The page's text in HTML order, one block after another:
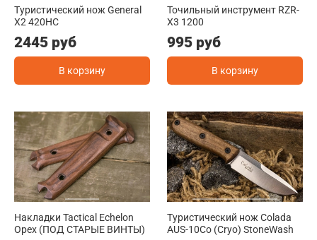
Туристический нож General
X2 420HC
2445 руб
В корзину
Точильный инструмент RZR-
X3 1200
995 руб
В корзину
Накладки Tactical Echelon
Орех (ПОД СТАРЫЕ ВИНТЫ)
Туристический нож Colada
AUS-10Co (Cryo) StoneWash